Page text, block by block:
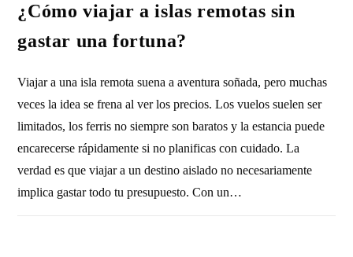
¿Cómo viajar a islas remotas sin
gastar una fortuna?
Viajar a una isla remota suena a aventura soñada, pero muchas
veces la idea se frena al ver los precios. Los vuelos suelen ser
limitados, los ferris no siempre son baratos y la estancia puede
encarecerse rápidamente si no planificas con cuidado. La
verdad es que viajar a un destino aislado no necesariamente
implica gastar todo tu presupuesto. Con un…